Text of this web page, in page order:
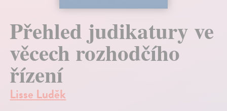
Přehled judikatury ve
věcech rozhodčího
řízení
Lisse Luděk